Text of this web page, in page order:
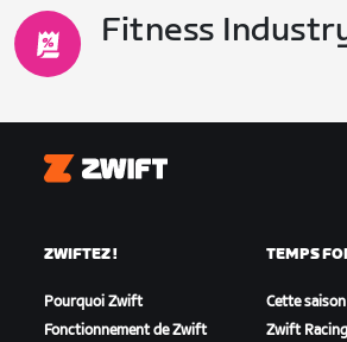
Fitness
Zwift
ZWIFTEZ !
Pourquoi Zwift
Fonctionnement de Zwift
TEMPS
Cette
Zwift Racing